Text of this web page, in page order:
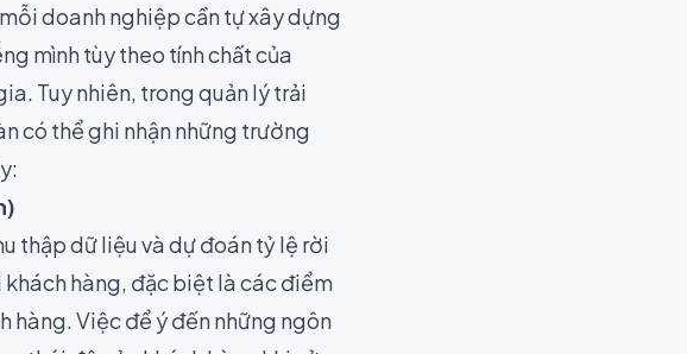
doanh nghiệp cần tự xây dựng
mình tùy theo tính chất của
Tuy nhiên, trong quản lý trải
có thể ghi nhận những trường
thập dữ liệu và dự đoán tỷ lệ rời
khách hàng, đặc biệt là các điểm
hàng. Việc để ý đến những ngôn